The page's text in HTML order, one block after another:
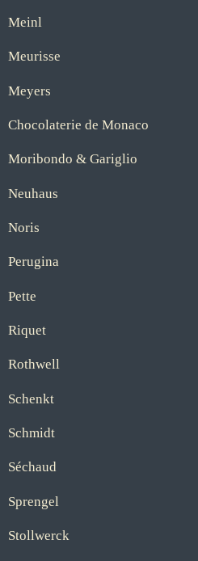
Meinl
Meurisse
Meyers
Chocolaterie de Monaco
Moribondo & Gariglio
Neuhaus
Noris
Perugina
Pette
Riquet
Rothwell
Schenkt
Schmidt
Séchaud
Sprengel
Stollwerck